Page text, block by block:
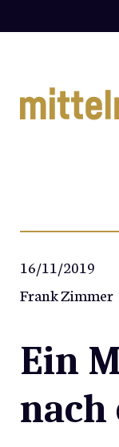
16/11/2019
Frank Zimmer
Ein
nach